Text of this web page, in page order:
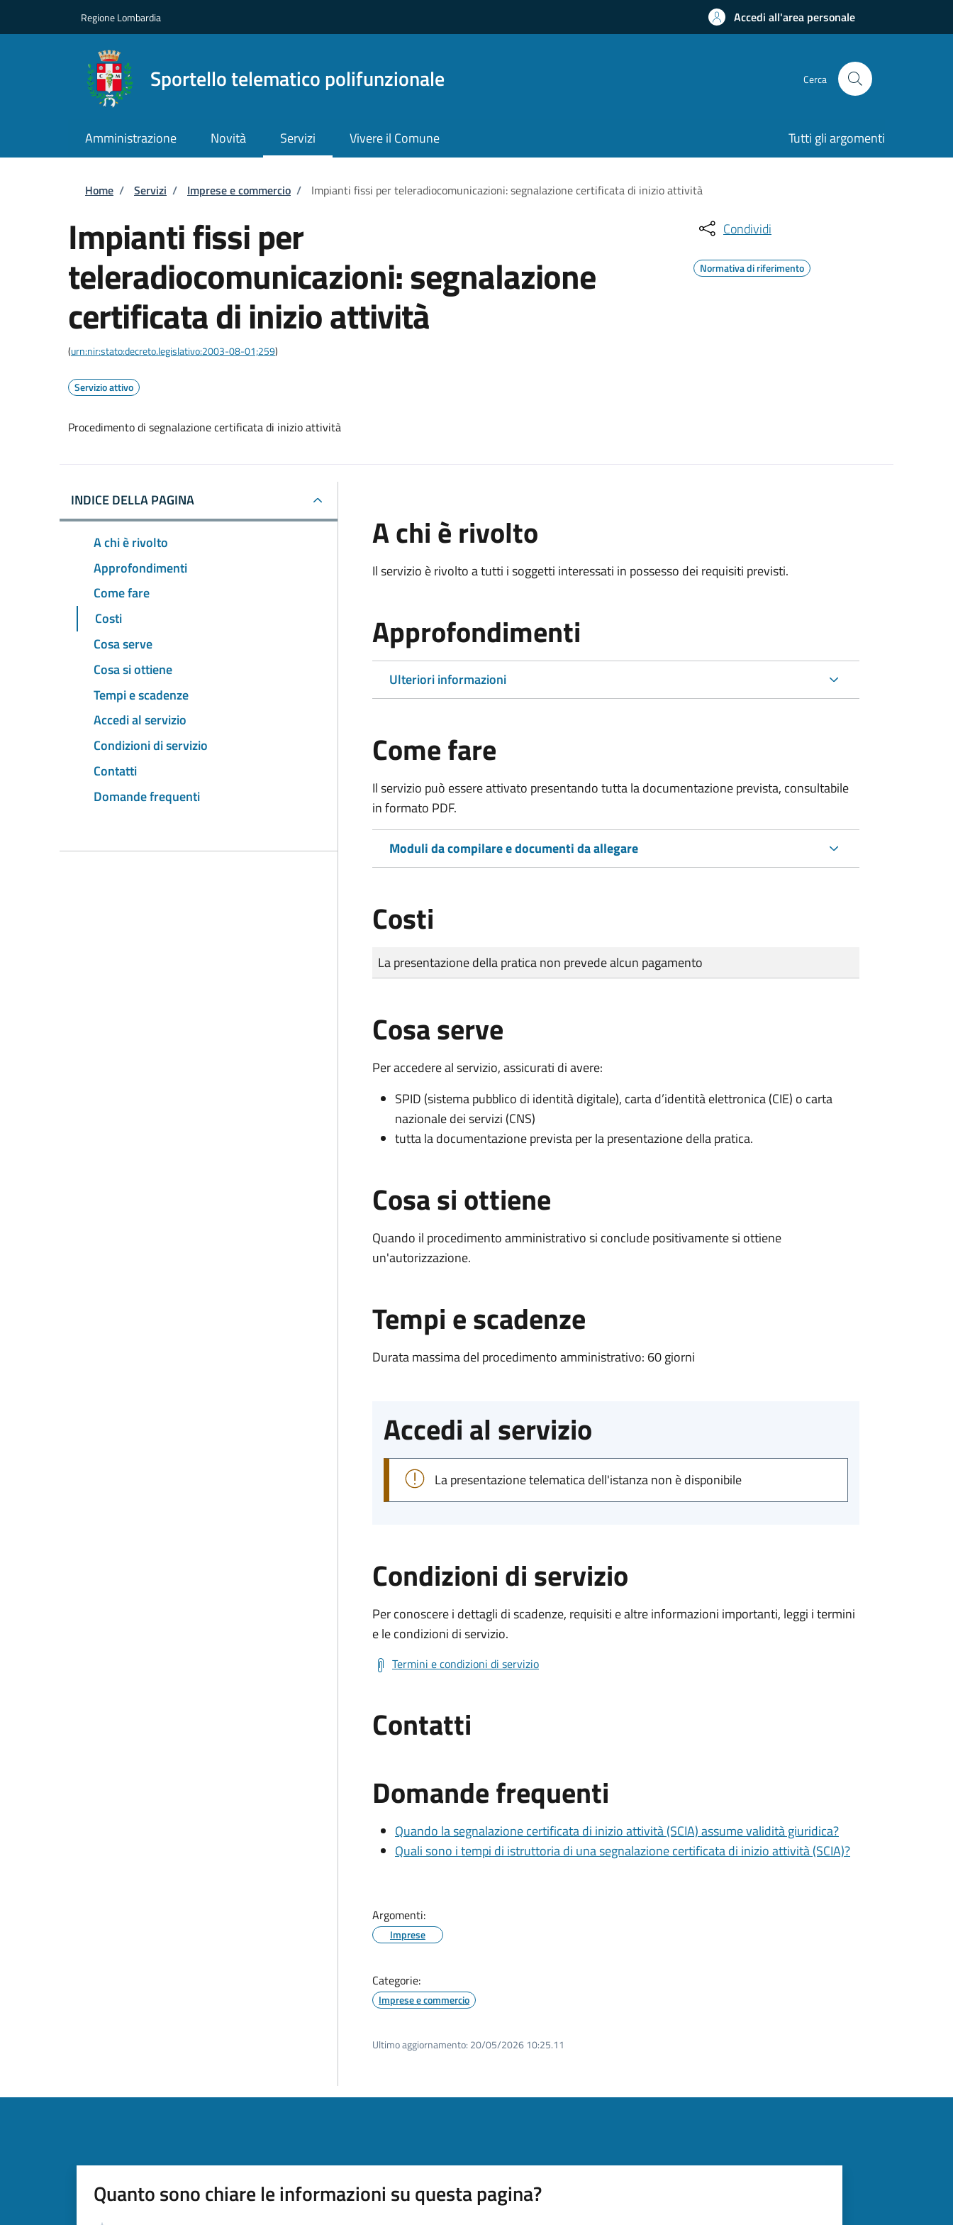
Regione Lombardia Accedi all'area personale
Sportello telematico polifunzionale Cerca
Amministrazione Novità Servizi Vivere il Comune Tutti gli argomenti
Briciole di pane
Home / Servizi / Imprese e commercio / Impianti fissi per teleradiocomunicazioni: segnalazione certificata di inizio attività
Impianti fissi per
teleradiocomunicazioni: segnalazione
certificata di inizio attività
(urn:nir:stato:decreto.legislativo:2003-08-01;259)
Servizio attivo
Procedimento di segnalazione certificata di inizio attività
Condividi
Normativa di riferimento
INDICE DELLA PAGINA
A chi è rivolto
Approfondimenti
Come fare
Costi
Cosa serve
Cosa si ottiene
Tempi e scadenze
Accedi al servizio
Condizioni di servizio
Contatti
Domande frequenti
A chi è rivolto
Il servizio è rivolto a tutti i soggetti interessati in possesso dei requisiti previsti.
Approfondimenti
Ulteriori informazioni
Come fare
Il servizio può essere attivato presentando tutta la documentazione prevista, consultabile
in formato PDF.
Moduli da compilare e documenti da allegare
Costi
Tipo di pagamento
Importo
La presentazione della pratica non prevede alcun pagamento
Cosa serve
Per accedere al servizio, assicurati di avere:
SPID (sistema pubblico di identità digitale), carta d’identità elettronica (CIE) o carta
nazionale dei servizi (CNS)
tutta la documentazione prevista per la presentazione della pratica.
Cosa si ottiene
Quando il procedimento amministrativo si conclude positivamente si ottiene
un'autorizzazione.
Tempi e scadenze
Durata massima del procedimento amministrativo: 60 giorni
Accedi al servizio
La presentazione telematica dell'istanza non è disponibile
Condizioni di servizio
Per conoscere i dettagli di scadenze, requisiti e altre informazioni importanti, leggi i termini
e le condizioni di servizio.
Termini e condizioni di servizio
Contatti
Domande frequenti
Quando la segnalazione certificata di inizio attività (SCIA) assume validità giuridica?
Quali sono i tempi di istruttoria di una segnalazione certificata di inizio attività (SCIA)?
Argomenti:
Imprese
Categorie:
Imprese e commercio
Ultimo aggiornamento: 20/05/2026 10:25.11
Quanto sono chiare le informazioni su questa pagina?